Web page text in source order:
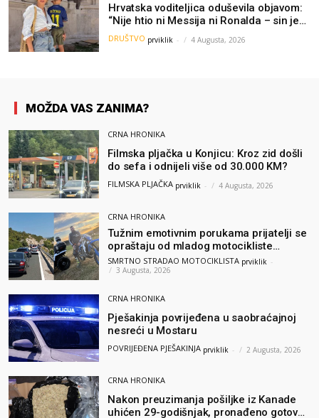
Hrvatska voditeljica oduševila objavom:
“Nije htio ni Messija ni Ronalda – sin je
želio samo dres Bosne”
DRUŠTVO prviklik - 4 Augusta, 2026
MOŽDA VAS ZANIMA?
CRNA HRONIKA
Filmska pljačka u Konjicu: Kroz zid došli
do sefa i odnijeli više od 30.000 KM?
FILMSKA PLJAČKA prviklik - 4 Augusta, 2026
CRNA HRONIKA
Tužnim emotivnim porukama prijatelji se
opraštaju od mladog motocikliste
Husnije Porča
SMRTNO STRADAO MOTOCIKLISTA prviklik -
3 Augusta, 2026
CRNA HRONIKA
Pješakinja povrijeđena u saobraćajnoj
nesreći u Mostaru
POVRIJEĐENA PJEŠAKINJA prviklik - 2 Augusta, 2026
CRNA HRONIKA
Nakon preuzimanja pošiljke iz Kanade
uhićen 29-godišnjak, pronađeno gotovo